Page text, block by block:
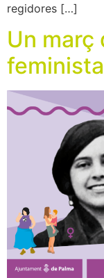
regidores […]
Un març
feminista